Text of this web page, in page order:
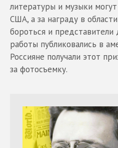
литературы и музыки
США, а за награду в
бороться и представители
работы публиковались в
Россияне получали этот
за фотосъемку.